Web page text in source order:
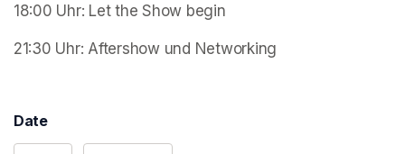
18:00 Uhr: Let the Show begin
21:30 Uhr: Aftershow und Networking
Date